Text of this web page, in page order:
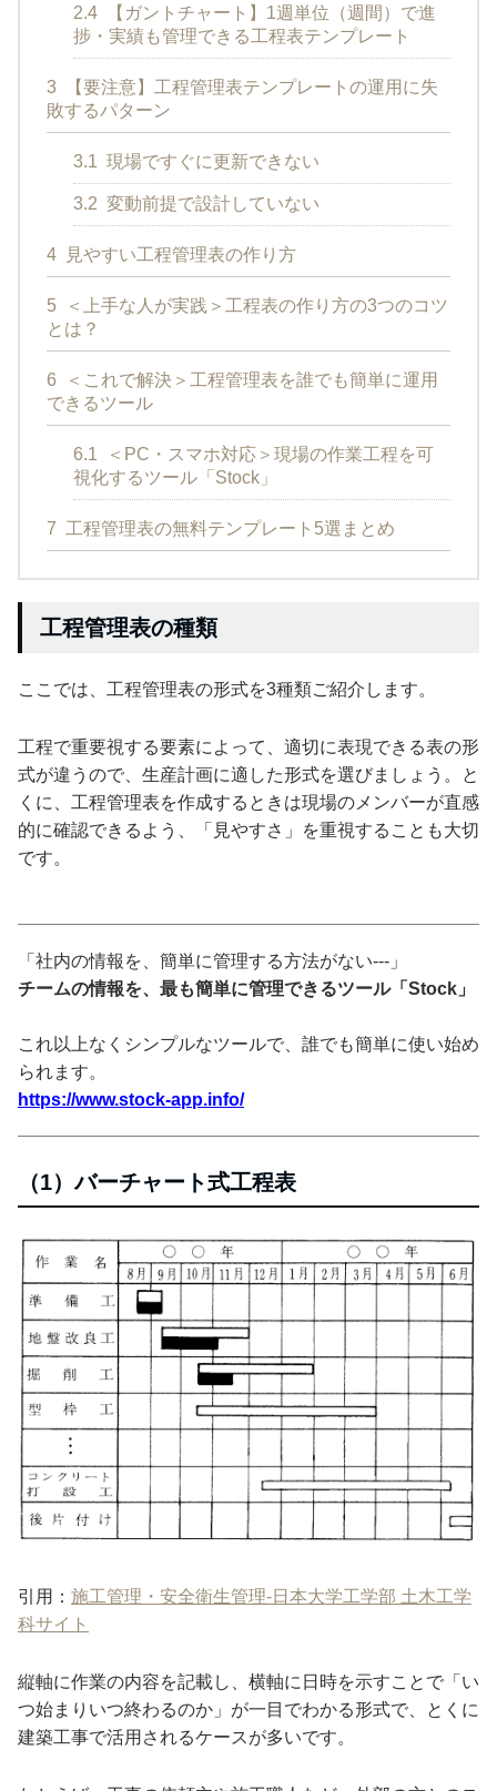
2.4
【ガントチャート】1週単位（週間）で進
捗・実績も管理できる工程表テンプレート
3
【要注意】工程管理表テンプレートの運用に失
敗するパターン
3.1 現場ですぐに更新できない
3.2 変動前提で設計していない
4 見やすい工程管理表の作り方
5
＜上手な人が実践＞工程表の作り方の3つのコツ
とは？
6
＜これで解決＞工程管理表を誰でも簡単に運用
できるツール
6.1
＜PC・スマホ対応＞現場の作業工程を可
視化するツール「Stock」
7 工程管理表の無料テンプレート5選まとめ
工程管理表の種類
ここでは、工程管理表の形式を3種類ご紹介します。
工程で重要視する要素によって、適切に表現できる表の形
式が違うので、生産計画に適した形式を選びましょう。と
くに、工程管理表を作成するときは現場のメンバーが直感
的に確認できるよう、「見やすさ」を重視することも大切
です。
「社内の情報を、簡単に管理する方法がない---」
チームの情報を、最も簡単に管理できるツール「Stock」
これ以上なくシンプルなツールで、誰でも簡単に使い始め
られます。
https://www.stock-app.info/
（1）バーチャート式工程表
引用： 施工管理・安全衛生管理-日本大学工学部 土木工学
科サイト
縦軸に作業の内容を記載し、横軸に日時を示すことで「い
つ始まりいつ終わるのか」が一目でわかる形式で、とくに
建築工事で活用されるケースが多いです。